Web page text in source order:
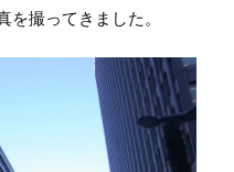
を撮ってきました。